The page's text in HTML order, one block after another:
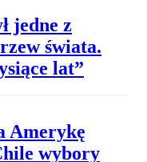
jedne z
świata.
lat”
Amerykę
wybory